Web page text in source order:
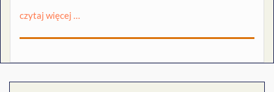
czytaj więcej …